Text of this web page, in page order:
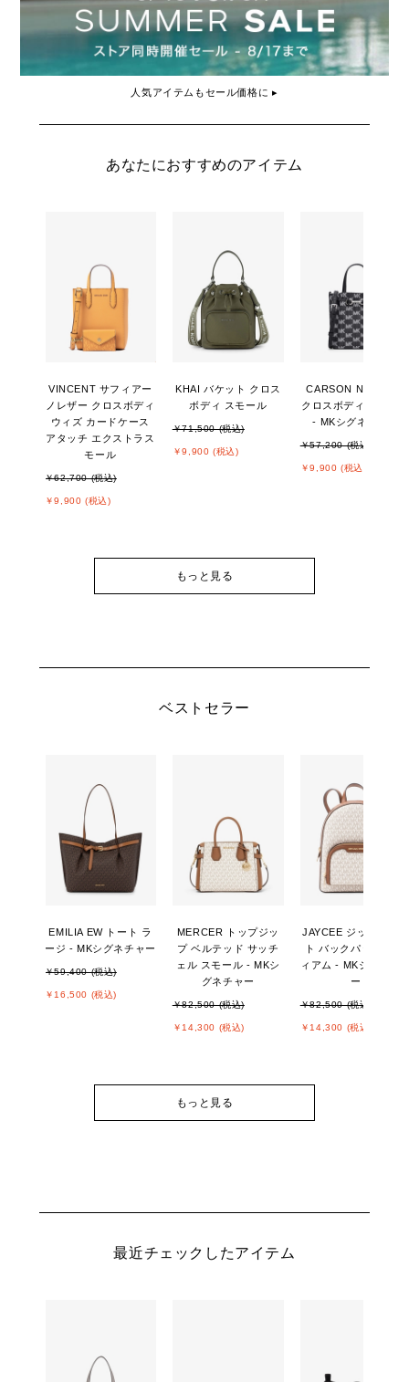
人気アイテムもセール価格に ▸
あなたにおすすめのアイテム
VINCENT サフィアー
ノレザー クロスボディ
ウィズ カードケース
アタッチ エクストラス
モール
￥62,700 (税込)
￥9,900 (税込)
KHAI バケット クロス
ボディ スモール
￥71,500 (税込)
￥9,900 (税込)
CARSON NS デニム
クロスボディ スモー
- MKシグネチャー
￥57,200 (税込)
￥9,900 (税込)
もっと見る
ベストセラー
EMILIA EW トート ラ
ージ - MKシグネチャー
￥59,400 (税込)
￥16,500 (税込)
MERCER トップジッ
プ ベルテッド サッチ
ェル スモール - MKシ
グネチャー
￥82,500 (税込)
￥14,300 (税込)
JAYCEE ジップポケッ
ト バックパック ミデ
ィアム - MKシグネチ
ー
￥82,500 (税込)
￥14,300 (税込)
もっと見る
最近チェックしたアイテム